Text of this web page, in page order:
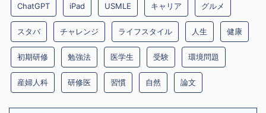
ChatGPT iPad USMLE キャリア グルメ
スタバ チャレンジ ライフスタイル 人生 健康
初期研修 勉強法 医学生 受験 環境問題
産婦人科 研修医 習慣 自然 論文